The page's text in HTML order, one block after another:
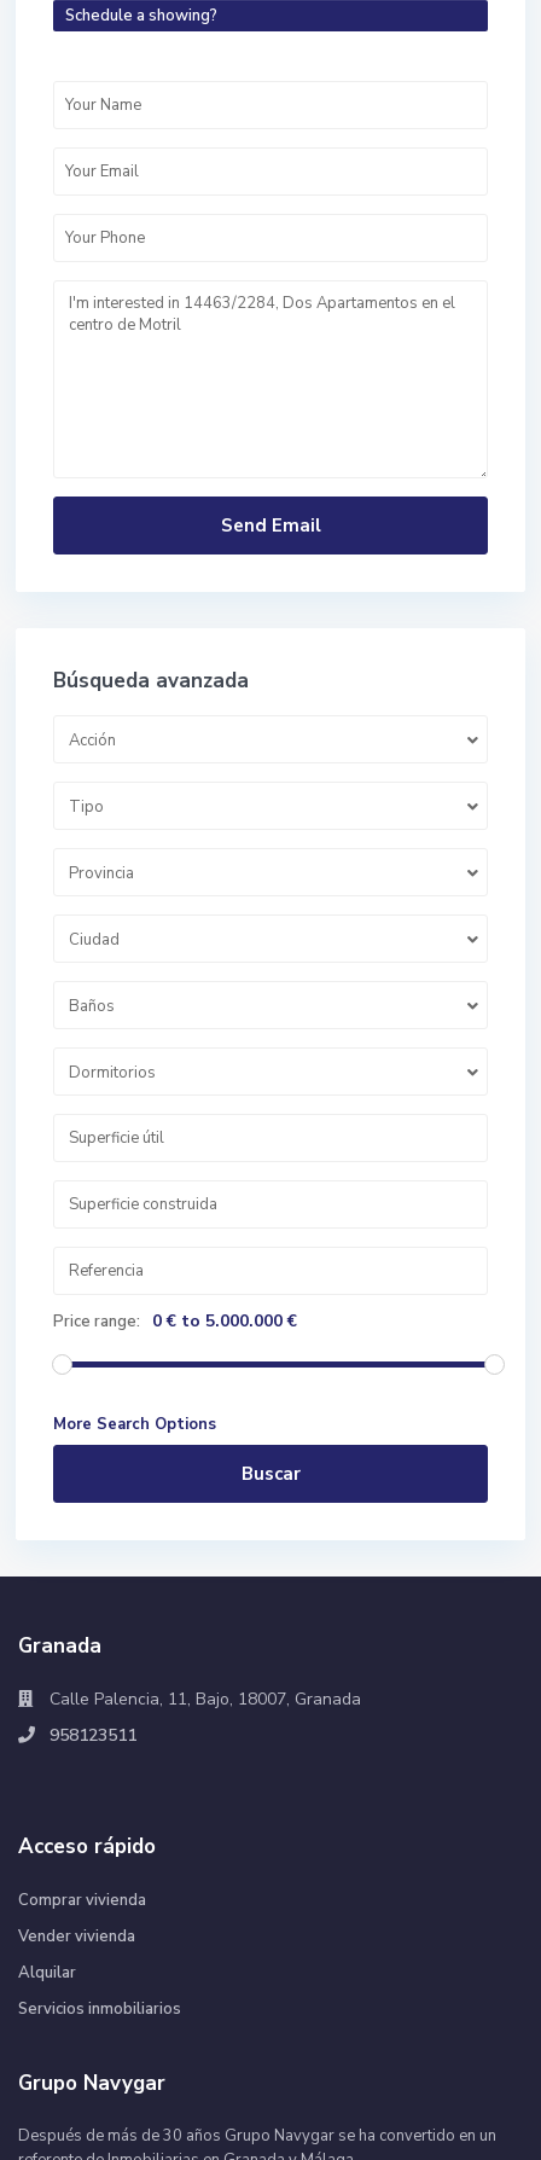
Schedule a showing?
Búsqueda avanzada
Acción
Tipo
Provincia
Ciudad
Baños
Dormitorios
Price range: 0 € to 5.000.000 €
More Search Options
Buscar
Granada
Calle Palencia, 11, Bajo, 18007, Granada
958123511
Acceso rápido
Comprar vivienda
Vender vivienda
Alquilar
Servicios inmobiliarios
Grupo Navygar
Después de más de 30 años Grupo Navygar se ha convertido en un